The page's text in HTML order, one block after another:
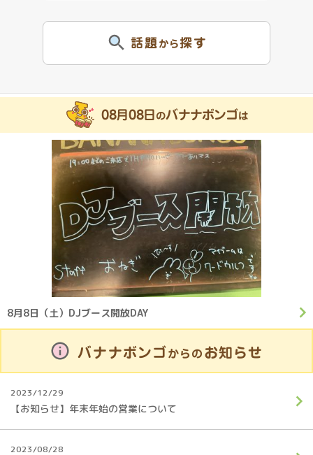
話題 から探す
08月08日 のバナナボンゴは
8月8日（土）DJブース開放DAY
バナナボンゴ からの お知らせ
2023/12/29
【お知らせ】年末年始の営業について
2023/08/28